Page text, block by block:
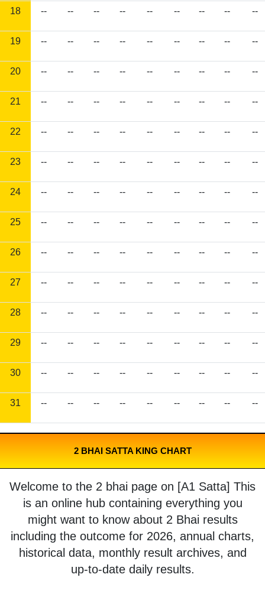
18 -- -- -- -- -- -- -- -- --
19 -- -- -- -- -- -- -- -- --
20 -- -- -- -- -- -- -- -- --
21 -- -- -- -- -- -- -- -- --
22 -- -- -- -- -- -- -- -- --
23 -- -- -- -- -- -- -- -- --
24 -- -- -- -- -- -- -- -- --
25 -- -- -- -- -- -- -- -- --
26 -- -- -- -- -- -- -- -- --
27 -- -- -- -- -- -- -- -- --
28 -- -- -- -- -- -- -- -- --
29 -- -- -- -- -- -- -- -- --
30 -- -- -- -- -- -- -- -- --
31 -- -- -- -- -- -- -- -- --
2 BHAI SATTA KING CHART
Welcome to the 2 bhai page on [A1 Satta] This
is an online hub containing everything you
might want to know about 2 Bhai results
including the outcome for 2026, annual charts,
historical data, monthly result archives, and
up-to-date daily results.